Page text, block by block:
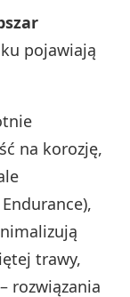
pojawiają
na korozję,
trawy,
rozwiązania